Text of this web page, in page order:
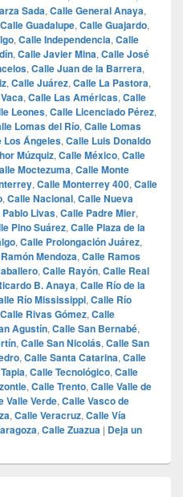
Sada, Calle General Anaya,
Calle Guadalupe, Calle Guajardo,
, Calle Independencia, Calle
, Calle Javier Mina, Calle José
, Calle Juan de la Barrera,
, Calle Juárez, Calle La Pastora,
, Calle Las Américas, Calle
Leones, Calle Licenciado Pérez,
Lomas del Río, Calle Lomas
Los Ángeles, Calle Luis Donaldo
Múzquiz, Calle México, Calle
Moctezuma, Calle Monte
, Calle Monterrey 400, Calle
, Calle Nacional, Calle Nueva
Pablo Livas, Calle Padre Mier,
Pino Suárez, Calle Plaza de la
, Calle Prolongación Juárez,
Mendoza, Calle Ramos
, Calle Rayón, Calle Real
B. Anaya, Calle Río de la
Río Mississippi, Calle Río
Calle Rivas Gómez, Calle
Agustín, Calle San Bernabé,
, Calle San Nicolás, Calle San
, Calle Santa Catarina, Calle
, Calle Tecnológico, Calle
, Calle Trento, Calle Valle de
Valle Verde, Calle Vasco de
, Calle Veracruz, Calle Vía
, Calle Zuazua | Deja un